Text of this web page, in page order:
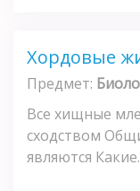
Хордовые
Предмет:
Все хищные
сходством
являются